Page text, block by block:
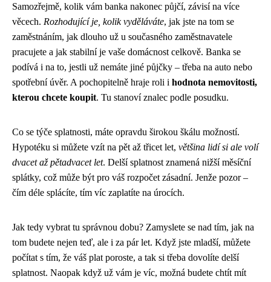
Samozřejmě, kolik vám banka nakonec půjčí, závisí na více
věcech. Rozhodující je, kolik vyděláváte, jak jste na tom se
zaměstnáním, jak dlouho už u současného zaměstnavatele
pracujete a jak stabilní je vaše domácnost celkově. Banka se
podívá i na to, jestli už nemáte jiné půjčky – třeba na auto nebo
spotřební úvěr. A pochopitelně hraje roli i hodnota nemovitosti,
kterou chcete koupit. Tu stanoví znalec podle posudku.
Co se týče splatnosti, máte opravdu širokou škálu možností.
Hypotéku si můžete vzít na pět až třicet let, většina lidí si ale volí
dvacet až pětadvacet let. Delší splatnost znamená nižší měsíční
splátky, což může být pro váš rozpočet zásadní. Jenže pozor –
čím déle splácíte, tím víc zaplatíte na úrocích.
Jak tedy vybrat tu správnou dobu? Zamyslete se nad tím, jak na
tom budete nejen teď, ale i za pár let. Když jste mladší, můžete
počítat s tím, že váš plat poroste, a tak si třeba dovolíte delší
splatnost. Naopak když už vám je víc, možná budete chtít mít